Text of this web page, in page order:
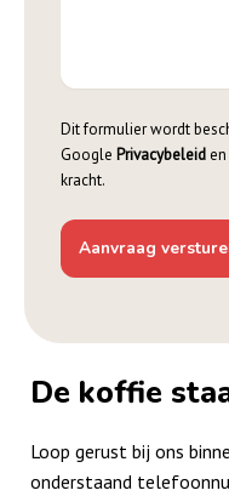
Dit formulier wordt
Google Privacybeleiden
kracht.
De koffie
Loop gerust bij ons
onderstaand